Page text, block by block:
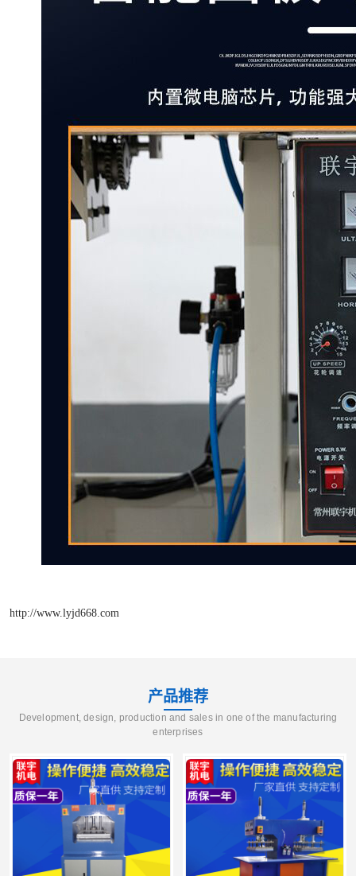
http://www.lyjd668.com
产品推荐
Development, design, production and sales in one of the manufacturing
enterprises